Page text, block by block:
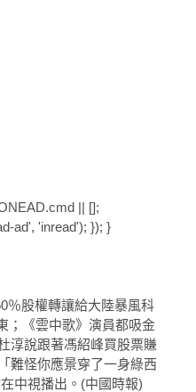
|| [];
ad', 'inread'); }); }
％股權轉讓給大陸暴風科
；《雲中歌》演員都吸金
淳說跟著馮紹峰買股票賺
難怪你應景穿了一身綠西
中視播出。(中國時報)